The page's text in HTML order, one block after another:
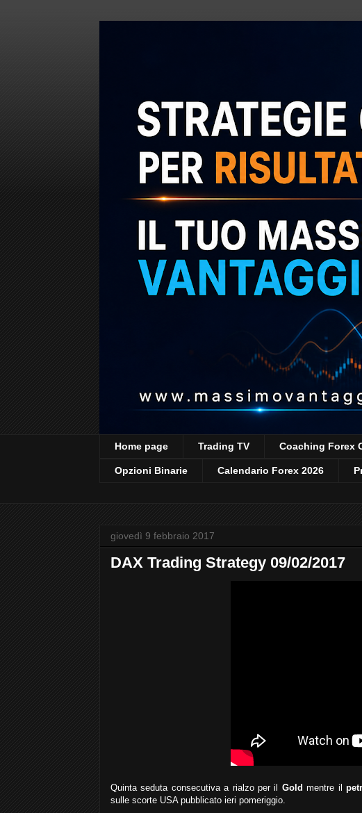
Home page Trading TV Coaching Forex
Opzioni Binarie Calendario Forex 2026
giovedì 9 febbraio 2017
DAX Trading Strategy 09/02/2017
Quinta seduta consecutiva a rialzo per il Goldmentre il
sulle scorte USA pubblicato ieri pomeriggio.